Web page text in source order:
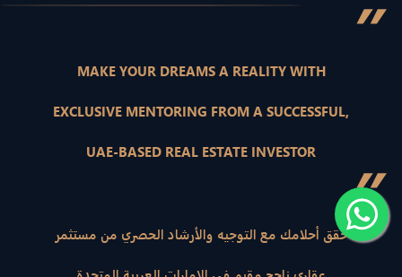
”
MAKE YOUR DREAMS A REALITY WITH
EXCLUSIVE MENTORING FROM A SUCCESSFUL,
UAE-BASED REAL ESTATE INVESTOR ”حقق أحلامك مع التوجيه والأرشاد الحصري من مستثمر